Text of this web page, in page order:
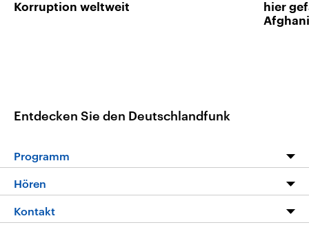
Korruption weltweit
hier
Entdecken Sie den Deutschlandfunk
Programm
Hören
Livestream
Kontakt